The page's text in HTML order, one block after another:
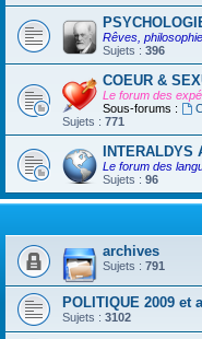
Rêves,
Sujets : 396
COEUR &
Le forum des
Sous-forums :
Sujets : 771
INTERALDYS
Le forum des
Sujets : 96
archives
Sujets : 791
POLITIQUE 2009 et
Sujets : 3102